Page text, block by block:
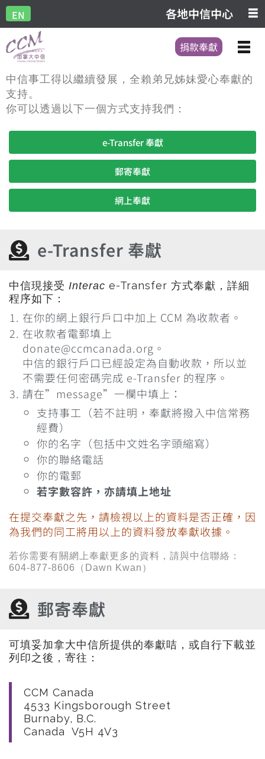
EN 各地中信中心
捐款奉獻
中信事工得以繼續發展，全賴弟兄姊妹愛心奉獻的
支持。
你可以透過以下一個方式支持我們：
e-Transfer 奉獻
郵寄奉獻
網上奉獻
e-Transfer 奉獻
中信現接受 Interac e-Transfer 方式奉獻，詳細
程序如下：
在你的網上銀行戶口中加上 CCM 為收款者。
在收款者電郵填上
donate@ccmcanada.org。
中信的銀行戶口已經設定為自動收款，所以並
不需要任何密碼完成 e-Transfer 的程序。
請在”message”一欄中填上：
支持事工（若不註明，奉獻將撥入中信常務
經費）
你的名字（包括中文姓名字頭縮寫）
你的聯絡電話
你的電郵
若字數容許，亦請填上地址
在提交奉獻之先，請檢視以上的資料是否正確，因
為我們的同工將用以上的資料發放奉獻收據。
若你需要有關網上奉獻更多的資料，請與中信聯絡：
604-877-8606（Dawn Kwan）
郵寄奉獻
可填妥加拿大中信所提供的奉獻咭，或自行下載並
列印之後，寄往：
CCM Canada
4533 Kingsborough Street
Burnaby, B.C.
Canada V5H 4V3